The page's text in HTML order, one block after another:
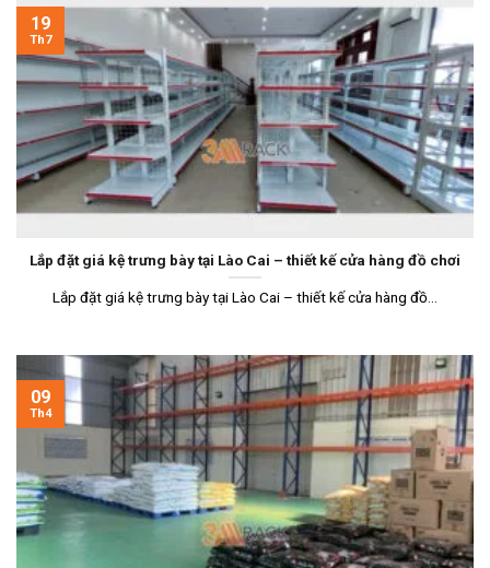
Lắp đặt giá kệ trưng bày tại Lào Cai – thiết kế cửa hàng đồ chơi
Lắp đặt giá kệ trưng bày tại Lào Cai – thiết kế cửa hàng đồ...
19
Th7
09
Th4